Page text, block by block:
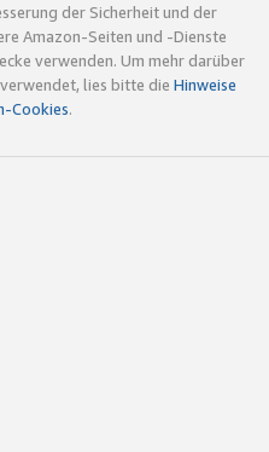
der Sicherheit und der
Amazon-Seiten und -Dienste
verwenden. Um mehr darüber
lies bitte die Hinweise
Cookies.